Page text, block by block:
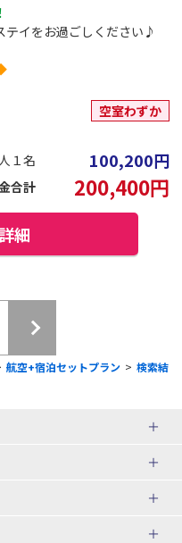
テイをお過ごしください♪
空室わずか
１名 100,200円
合計 200,400円
細
航空+宿泊セットプラン > 検索結
ＡＬで行く飛行機+ホテルパック
ニバーサル・スタジオ・ジャパ